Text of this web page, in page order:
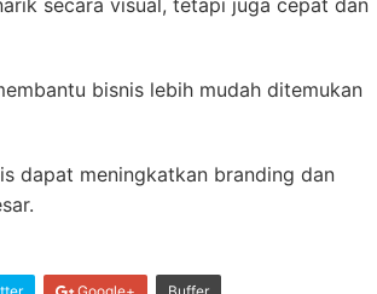
secara visual, tetapi juga cepat dan
bisnis lebih mudah ditemukan
dapat meningkatkan branding dan